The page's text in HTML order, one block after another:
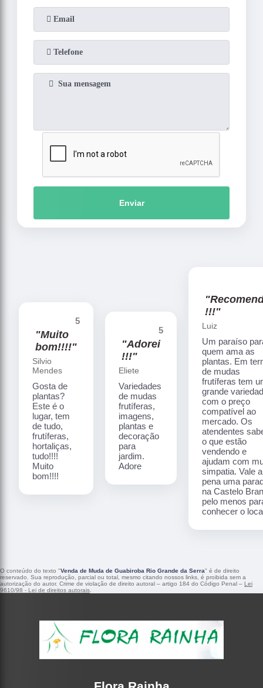
Enviar
5
"Muito
bom!!!!"
Silvio
Mendes
Gosta de
plantas?
Este é o
lugar, tem
de tudo,
frutíferas,
hortaliças,
tudo!!!!
Muito
bom!!!!
5
"Adorei
!!!"
Eliete
Variedades
de mudas
frutíferas,
imagens,
plantas e
decoração
para
jardim.
Adore
!!!"
Luiz
Um paraíso
quem ama as
plantas. Em
de mudas
frutíferas tem
grande
com o preço
compatível ao
mercado. Os
atendentes
o que estão
vendendo e
ajudam com
simpatia. Vale a
pena uma
na Castelo
pelo menos
conhecer o
O conteúdo do texto "Venda de Muda de Guabiroba Rio Grande da Serra" é de direito
reservado. Sua reprodução, parcial ou total, mesmo citando nossos links, é proibida sem a
autorização do autor. Crime de violação de direito autoral – artigo 184 do Código Penal – Lei
9610/98 - Lei de direitos autorais